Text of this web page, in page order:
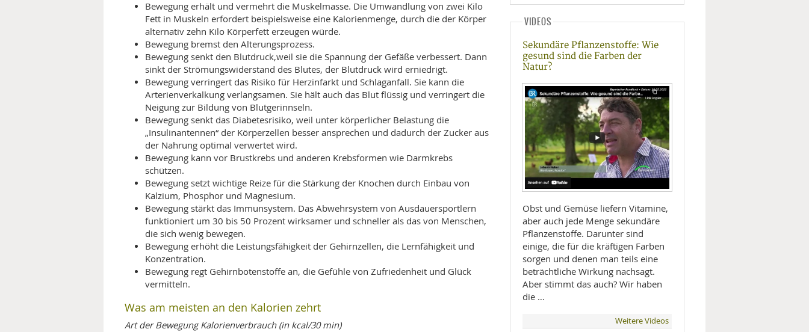
Bewegung erhält und vermehrt die Muskelmasse. Die Umwandlung von zwei Kilo
Fett in Muskeln erfordert beispielsweise eine Kalorienmenge, durch die der Körper
alternativ zehn Kilo Körperfett erzeugen würde.
Bewegung bremst den Alterungsprozess.
Bewegung senkt den Blutdruck,weil sie die Spannung der Gefäße verbessert. Dann
sinkt der Strömungswiderstand des Blutes, der Blutdruck wird erniedrigt.
Bewegung verringert das Risiko für Herzinfarkt und Schlaganfall. Sie kann die
Arterienverkalkung verlangsamen. Sie hält auch das Blut flüssig und verringert die
Neigung zur Bildung von Blutgerinnseln.
Bewegung senkt das Diabetesrisiko, weil unter körperlicher Belastung die
„Insulinantennen“ der Körperzellen besser ansprechen und dadurch der Zucker aus
der Nahrung optimal verwertet wird.
Bewegung kann vor Brustkrebs und anderen Krebsformen wie Darmkrebs
schützen.
Bewegung setzt wichtige Reize für die Stärkung der Knochen durch Einbau von
Kalzium, Phosphor und Magnesium.
Bewegung stärkt das Immunsystem. Das Abwehrsystem von Ausdauersportlern
funktioniert um 30 bis 50 Prozent wirksamer und schneller als das von Menschen,
die sich wenig bewegen.
Bewegung erhöht die Leistungsfähigkeit der Gehirnzellen, die Lernfähigkeit und
Konzentration.
Bewegung regt Gehirnbotenstoffe an, die Gefühle von Zufriedenheit und Glück
vermitteln.
Was am meisten an den Kalorien zehrt
Art der Bewegung Kalorienverbrauch (in kcal/30 min)
VIDEOS
Sekundäre Pflanzenstoffe: Wie
gesund sind die Farben der
Natur?
Obst und Gemüse liefern Vitamine,
aber auch jede Menge sekundäre
Pflanzenstoffe. Darunter sind
einige, die für die kräftigen Farben
sorgen und denen man teils eine
beträchtliche Wirkung nachsagt.
Aber stimmt das auch? Wir haben
die …
Weitere Videos